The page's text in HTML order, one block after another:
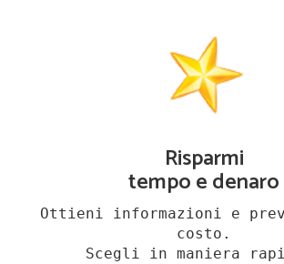
Risparmi
tempo e denaro
Ottieni informazioni e
costo.
Scegli in maniera